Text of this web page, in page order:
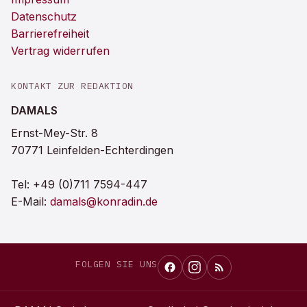
Datenschutz
Barrierefreiheit
Vertrag widerrufen
KONTAKT ZUR REDAKTION
DAMALS
Ernst-Mey-Str. 8
70771 Leinfelden-Echterdingen
Tel: +49 (0)711 7594-447
E-Mail: damals@konradin.de
FOLGEN SIE UNS